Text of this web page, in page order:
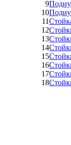
9
10
11
12
13
14
15
16
17
18